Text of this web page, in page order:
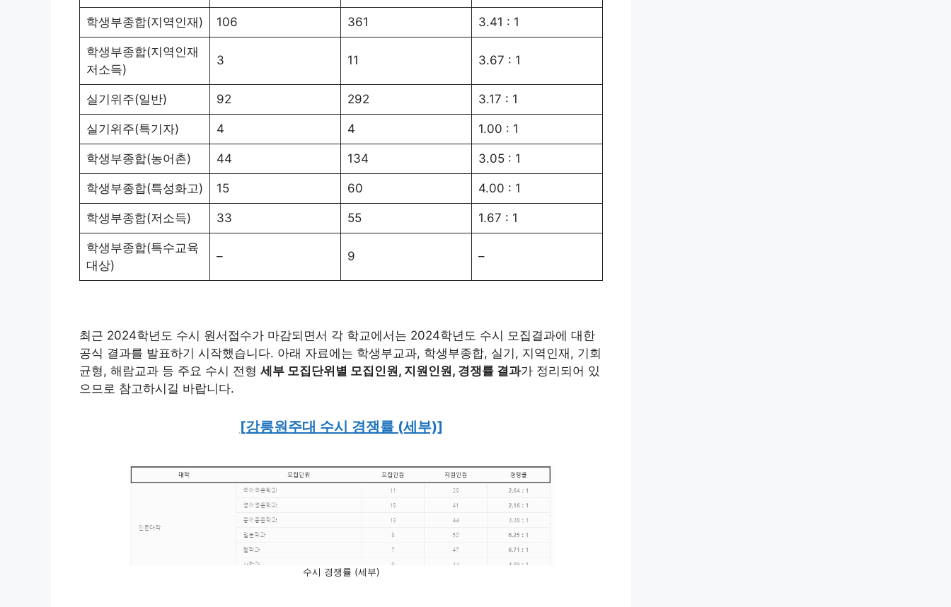
학생부종합(지역인재) 106 361 3.41 : 1
학생부종합(지역인재
저소득)
3 11 3.67 : 1
실기위주(일반) 92 292 3.17 : 1
실기위주(특기자) 4 4 1.00 : 1
학생부종합(농어촌) 44 134 3.05 : 1
학생부종합(특성화고) 15 60 4.00 : 1
학생부종합(저소득) 33 55 1.67 : 1
학생부종합(특수교육
대상)
– 9 –
최근 2024학년도 수시 원서접수가 마감되면서 각 학교에서는 2024학년도 수시 모집결과에 대한
공식 결과를 발표하기 시작했습니다. 아래 자료에는 학생부교과, 학생부종합, 실기, 지역인재, 기회
균형, 해람교과 등 주요 수시 전형 세부 모집단위별 모집인원, 지원인원, 경쟁률 결과가 정리되어 있
으므로 참고하시길 바랍니다.
[강릉원주대 수시 경쟁률 (세부)]
수시 경쟁률 (세부)